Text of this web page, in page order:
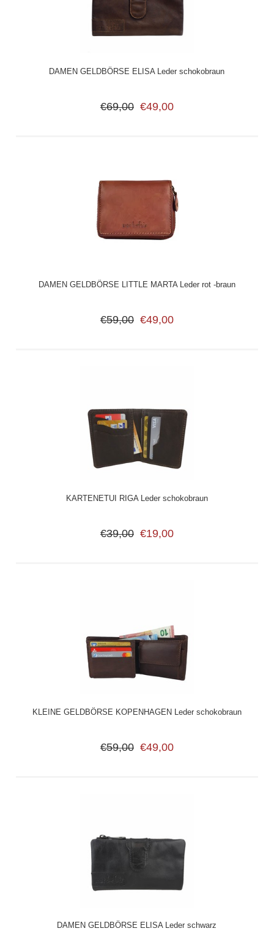
DAMEN GELDBÖRSE ELISA Leder schokobraun
€69,00 €49,00
DAMEN GELDBÖRSE LITTLE MARTA Leder rot -braun
€59,00 €49,00
KARTENETUI RIGA Leder schokobraun
€39,00 €19,00
KLEINE GELDBÖRSE KOPENHAGEN Leder schokobraun
€59,00 €49,00
DAMEN GELDBÖRSE ELISA Leder schwarz